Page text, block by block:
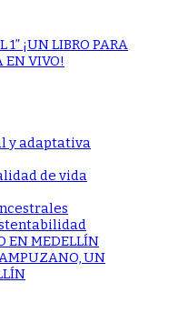
1” ¡UN LIBRO PARA
EN VIVO!
y adaptativa
de vida
EN MEDELLÍN
UN